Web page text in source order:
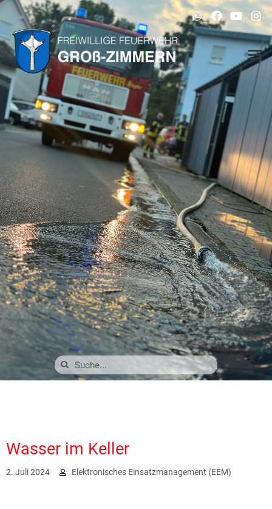
Wasser im Keller
2. Juli 2024 Elektronisches Einsatzmanagement (EEM)